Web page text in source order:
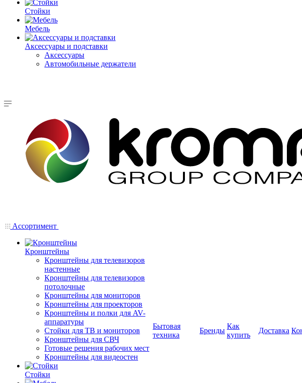
Стойки
Мебель
Аксессуары и подставки
Аксессуары
Автомобильные держатели
Ассортимент
Кронштейны
Кронштейны для телевизоров
настенные
Кронштейны для телевизоров
потолочные
Кронштейны для мониторов
Кронштейны для проекторов
Кронштейны и полки для AV-
аппаратуры
Стойки для ТВ и мониторов
Кронштейны для СВЧ
Готовые решения рабочих мест
Кронштейны для видеостен
Стойки
Бытовая
техника
Бренды
Как
купить
Доставка